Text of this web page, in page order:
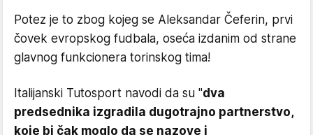
Potez je to zbog kojeg se Aleksandar Čeferin, prvi
čovek evropskog fudbala, oseća izdanim od strane
glavnog funkcionera torinskog tima!
Italijanski Tutosport navodi da su "dva
predsednika izgradila dugotrajno partnerstvo,
koje bi čak moglo da se nazove i